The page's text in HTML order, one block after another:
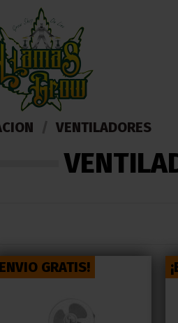
VENTILADORES
GRATIS!